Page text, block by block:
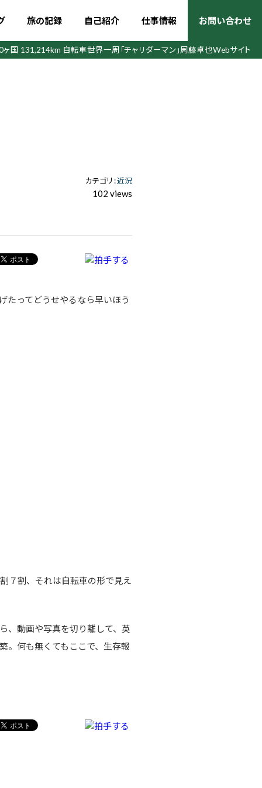
旅の記録 自己紹介 仕事情報 お問い合わせ
ヶ国 131,214km 自転車世界一周 「チャリダーマン」周藤卓也Webサイト
カテゴリ :近況
102 views
ってどうせやるなら早いほう
７割、それは自転車の形で見え
、動画や写真を切り離して、英
。何も無くてもここで、生存報